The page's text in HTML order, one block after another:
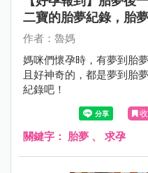
二寶的胎夢紀錄，胎
作者：魯媽
媽咪們懷孕時，有夢到胎
且好神奇的，都是夢到胎
紀錄吧！
關鍵字： 胎夢 、 求孕